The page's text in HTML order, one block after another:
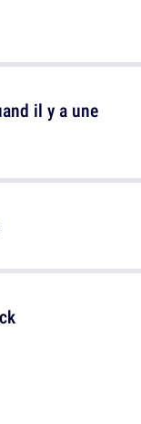
il y a une